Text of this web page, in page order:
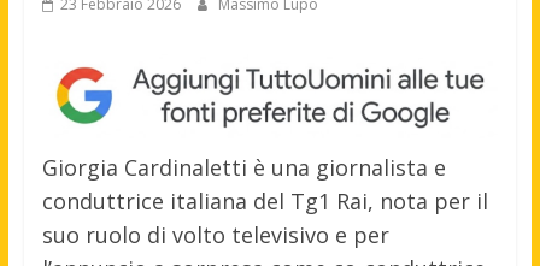
23 Febbraio 2026 Massimo Lupo
Giorgia Cardinaletti è una giornalista e
conduttrice italiana del Tg1 Rai, nota per il
suo ruolo di volto televisivo e per